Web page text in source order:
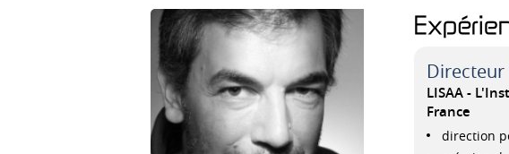
Directeur
LISAA -
France
direction